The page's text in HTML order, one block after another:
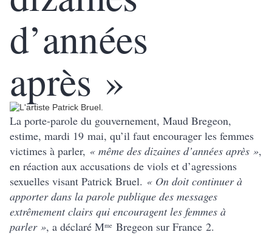
d’années
après »
La porte-parole du gouvernement, Maud Bregeon,
estime, mardi 19 mai, qu’il faut encourager les femmes
victimes à parler, « même des dizaines d’années après »,
en réaction aux accusations de viols et d’agressions
sexuelles visant Patrick Bruel. « On doit continuer à
apporter dans la parole publique des messages
extrêmement clairs qui encouragent les femmes à
parler », a déclaré Mme Bregeon sur France 2.